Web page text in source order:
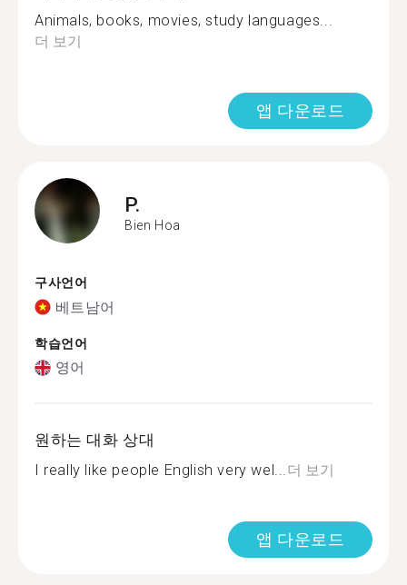
Animals, books, movies, study languages...
더 보기
앱 다운로드
P.
Bien Hoa
구사언어
베트남어
학습언어
영어
원하는 대화 상대
I really like people English very wel...더 보기
앱 다운로드